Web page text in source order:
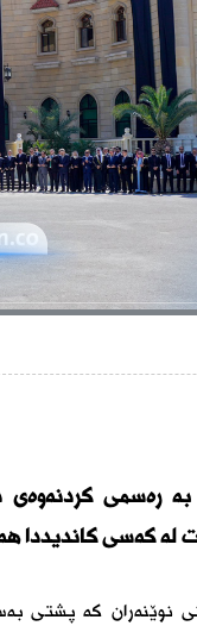
بە رەسمی
لە کەسی کاندیددا